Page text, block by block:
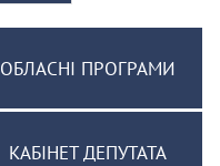
ОБЛАСНІ ПРОГРАМИ
КАБІНЕТ ДЕПУТАТА